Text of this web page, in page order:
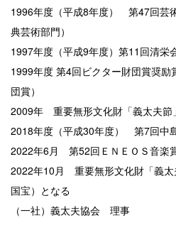
1996年度（平成8年度） 第47回芸
典芸術部門）
1997年度（平成9年度）第11回清栄
1999年度 第4回ビクター財団賞奨
団賞）
2009年 重要無形文化財「義太夫節
2018年度（平成30年度） 第7回中
2022年6月 第52回ＥＮＥＯＳ音楽
2022年10月 重要無形文化財「義太
国宝）となる
（一社）義太夫協会 理事